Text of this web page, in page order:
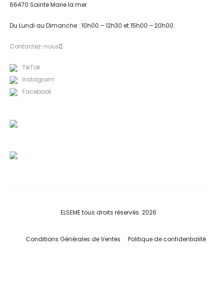
66470 Sainte Marie la mer.
Du Lundi au Dimanche : 10h00 – 12h30 et 15h00 – 20h00.
Contactez-nous
TikTok
Instagram
Facebook
ELSEME tous droits réservés. 2026
Conditions Générales de Ventes Politique de confidentialité